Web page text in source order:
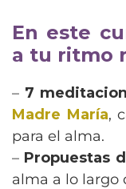
En este
a tu ritmo
– 7
Madre María,
para el alma.
– Propuestas
alma a lo largo